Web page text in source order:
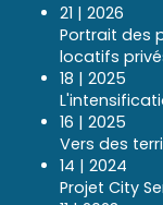
21 | 2026
Portrait des
locatifs
18 | 2025
16 | 2025
Vers des
14 | 2024
Projet City